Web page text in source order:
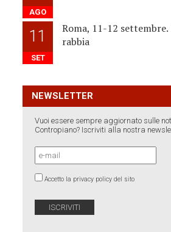
AGO
11
SET
Roma, 11-12
rabbia
NEWSLETTER
Vuoi essere sempre aggiornato sulle
Contropiano? Iscriviti alla nostra
Accetto la privacy policy del sito